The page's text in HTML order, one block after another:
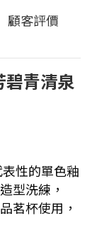
顧客評價
碧青清泉
性的單色釉
型洗練，
茗杯使用，